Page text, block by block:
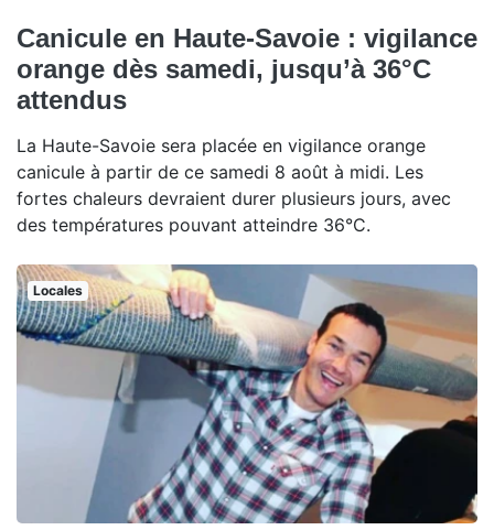
Canicule en Haute-Savoie : vigilance
orange dès samedi, jusqu’à 36°C
attendus
La Haute-Savoie sera placée en vigilance orange
canicule à partir de ce samedi 8 août à midi. Les
fortes chaleurs devraient durer plusieurs jours, avec
des températures pouvant atteindre 36°C.
Locales